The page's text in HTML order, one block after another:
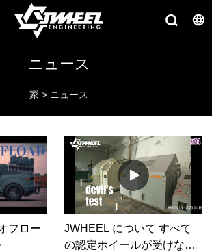
ニュース
家 > ニュース
フロー
JWHEEL について すべて
の認定ホイールが受けなけ